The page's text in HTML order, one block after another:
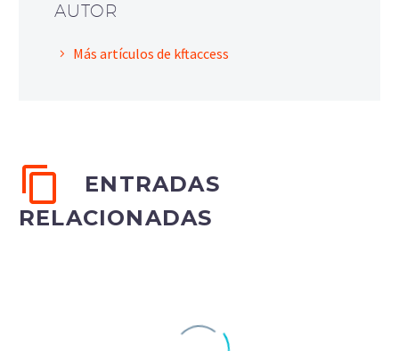
AUTOR
Más artículos de kftaccess
ENTRADAS
RELACIONADAS